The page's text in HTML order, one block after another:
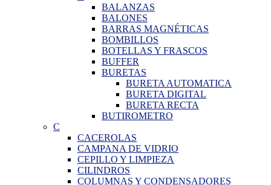
BALANZAS
BALONES
BARRAS MAGNÉTICAS
BOMBILLOS
BOTELLAS Y FRASCOS
BUFFER
BURETAS
BURETA AUTOMATICA
BURETA DIGITAL
BURETA RECTA
BUTIROMETRO
C
CACEROLAS
CAMPANA DE VIDRIO
CEPILLO Y LIMPIEZA
CILINDROS
COLUMNAS Y CONDENSADORES